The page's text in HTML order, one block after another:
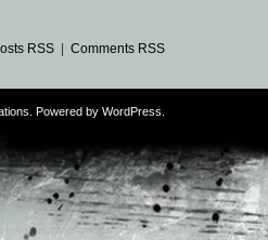
RSS Comments RSS
. Powered by WordPress